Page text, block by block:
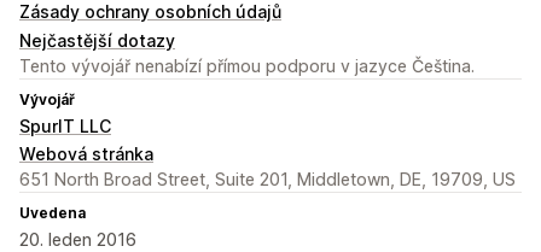
Zásady ochrany osobních údajů
Nejčastější dotazy
Tento vývojář nenabízí přímou podporu v jazyce Čeština.
Vývojář
SpurIT LLC
Webová stránka
651 North Broad Street, Suite 201, Middletown, DE, 19709, US
Uvedena
20. leden 2016